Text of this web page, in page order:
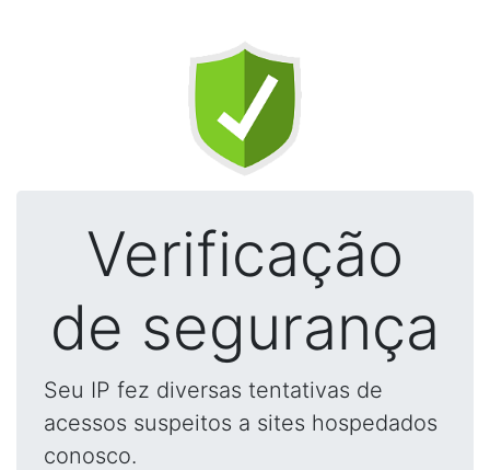
Verificação
de segurança
Seu IP fez diversas tentativas de
acessos suspeitos a sites hospedados
conosco.